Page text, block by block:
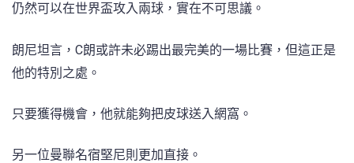
仍然可以在世界盃攻入兩球，實在不可思議。
朗尼坦言，C朗或許未必踢出最完美的一場比賽，但這正是
他的特別之處。
只要獲得機會，他就能夠把皮球送入網窩。
另一位曼聯名宿堅尼則更加直接。